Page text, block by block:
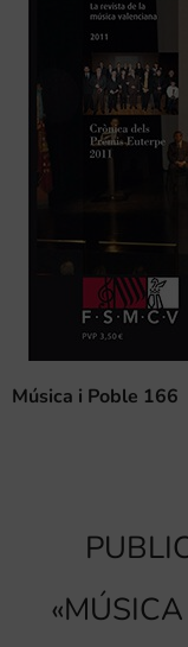
Música i Poble 166